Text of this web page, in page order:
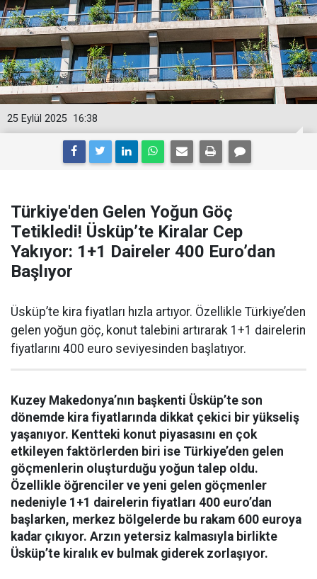
16:38
25 Eylül 2025
Türkiye'den Gelen Yoğun Göç
Tetikledi! Üsküp’te Kiralar Cep
Yakıyor: 1+1 Daireler 400 Euro’dan
Başlıyor
Üsküp’te kira fiyatları hızla artıyor. Özellikle Türkiye’den
gelen yoğun göç, konut talebini artırarak 1+1 dairelerin
fiyatlarını 400 euro seviyesinden başlatıyor.
Kuzey Makedonya’nın başkenti Üsküp’te son
dönemde kira fiyatlarında dikkat çekici bir yükseliş
yaşanıyor. Kentteki konut piyasasını en çok
etkileyen faktörlerden biri ise Türkiye’den gelen
göçmenlerin oluşturduğu yoğun talep oldu.
Özellikle öğrenciler ve yeni gelen göçmenler
nedeniyle 1+1 dairelerin fiyatları 400 euro’dan
başlarken, merkez bölgelerde bu rakam 600 euroya
kadar çıkıyor. Arzın yetersiz kalmasıyla birlikte
Üsküp’te kiralık ev bulmak giderek zorlaşıyor.